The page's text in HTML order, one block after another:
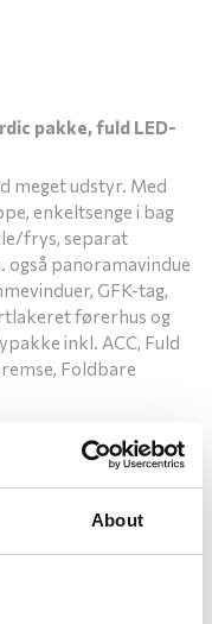
About
pakke, fuld LED-
meget udstyr. Med
enkeltsenge i bag
frys, separat
panoramavindue
GFK-tag,
førerhus og
inkl. ACC, Fuld
Foldbare
Jørgensen
8055